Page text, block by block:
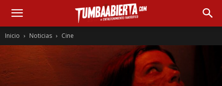
Inicio Noticias Cine